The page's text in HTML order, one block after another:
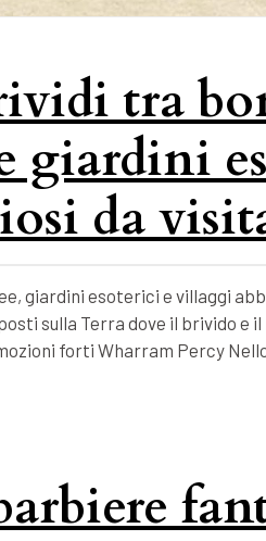
tra
giardini
da
giardini esoterici e villaggi
sulla Terra dove il brivido e
forti Wharram Percy